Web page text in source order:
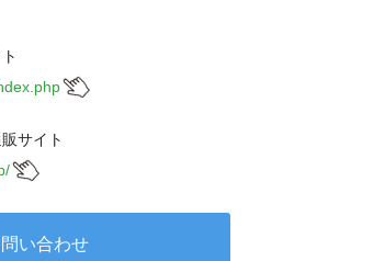
サイト
い合わせ